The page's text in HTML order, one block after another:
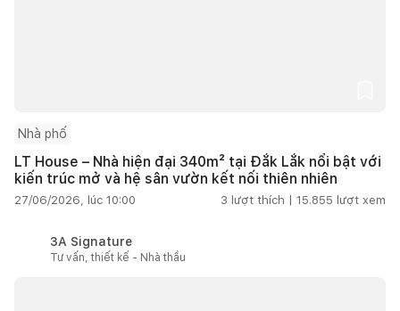
Nhà phố
LT House – Nhà hiện đại 340m² tại Đắk Lắk nổi bật với
kiến trúc mở và hệ sân vườn kết nối thiên nhiên
27/06/2026, lúc 10:00 3 lượt thích | 15.855 lượt xem
3A Signature
Tư vấn, thiết kế - Nhà thầu